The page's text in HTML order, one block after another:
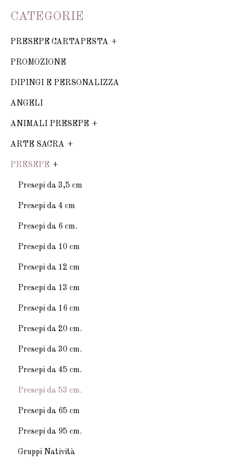
CATEGORIE
PRESEPE CARTAPESTA
PROMOZIONE
DIPINGI E PERSONALIZZA
ANGELI
ANIMALI PRESEPE
ARTE SACRA
PRESEPE
Presepi da 3,5 cm
Presepi da 4 cm
Presepi da 6 cm.
Presepi da 10 cm
Presepi da 12 cm
Presepi da 13 cm
Presepi da 16 cm
Presepi da 20 cm.
Presepi da 30 cm.
Presepi da 45 cm.
Presepi da 53 cm.
Presepi da 65 cm
Presepi da 95 cm.
Gruppi Natività